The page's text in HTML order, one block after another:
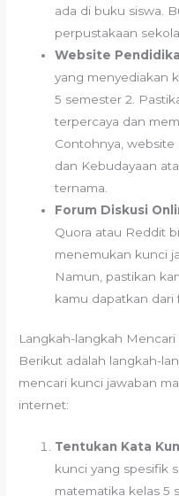
ada di buku siswa.
perpustakaan
Website
yang menyediakan
5 semester 2.
terpercaya dan
Contohnya,
dan Kebudayaan
ternama.
Forum Diskusi
Quora atau Reddit
menemukan kunci
Namun, pastikan
kamu dapatkan dari
Langkah-langkah
Berikut adalah langkah-
mencari kunci jawaban
internet:
Tentukan Kata
kunci yang spesifik
matematika kelas 5